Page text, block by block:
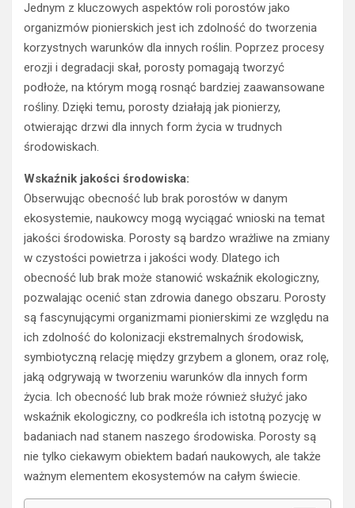
Jednym z kluczowych aspektów roli porostów jako
organizmów pionierskich jest ich zdolność do tworzenia
korzystnych warunków dla innych roślin. Poprzez procesy
erozji i degradacji skał, porosty pomagają tworzyć
podłoże, na którym mogą rosnąć bardziej zaawansowane
rośliny. Dzięki temu, porosty działają jak pionierzy,
otwierając drzwi dla innych form życia w trudnych
środowiskach.
Wskaźnik jakości środowiska:
Obserwując obecność lub brak porostów w danym
ekosystemie, naukowcy mogą wyciągać wnioski na temat
jakości środowiska. Porosty są bardzo wrażliwe na zmiany
w czystości powietrza i jakości wody. Dlatego ich
obecność lub brak może stanowić wskaźnik ekologiczny,
pozwalając ocenić stan zdrowia danego obszaru. Porosty
są fascynującymi organizmami pionierskimi ze względu na
ich zdolność do kolonizacji ekstremalnych środowisk,
symbiotyczną relację między grzybem a glonem, oraz rolę,
jaką odgrywają w tworzeniu warunków dla innych form
życia. Ich obecność lub brak może również służyć jako
wskaźnik ekologiczny, co podkreśla ich istotną pozycję w
badaniach nad stanem naszego środowiska. Porosty są
nie tylko ciekawym obiektem badań naukowych, ale także
ważnym elementem ekosystemów na całym świecie.